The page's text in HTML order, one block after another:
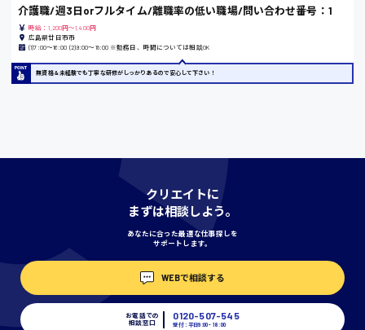
愛知県
埼玉県
介護職/週3日orフルタイム/離職率の低い職場/問い合わせ番号：1
時給：1,200円～1,400円
広島県廿日市市
(1)7:00〜16:00 (2)9:00〜18:00 ※勤務日、時間については相談OK
無資格＆未経験でも丁寧な研修がしっかりあるので安心して下さい！
クリエイトに
まずは相談しよう。
あなたに合った最適な仕事探しを
サポートします。
WEBで相談する
お電話での
相談窓口
0120-507-545
受付：平日9:00 - 18:00